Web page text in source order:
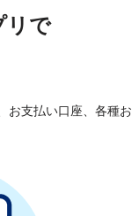
リで
お支払い口座、各種お